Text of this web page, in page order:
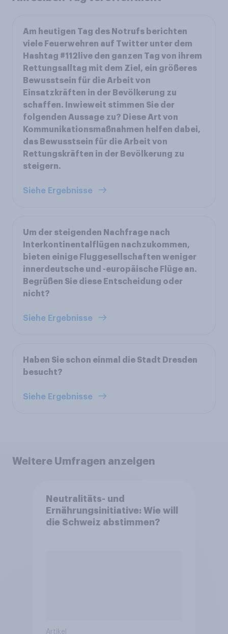
Am heutigen Tag des Notrufs berichten
viele Feuerwehren auf Twitter unter dem
Hashtag #112live den ganzen Tag von ihrem
Rettungsalltag mit dem Ziel, ein größeres
Bewusstsein für die Arbeit von
Einsatzkräften in der Bevölkerung zu
schaffen. Inwieweit stimmen Sie der
folgenden Aussage zu? Diese Art von
Kommunikationsmaßnahmen helfen dabei,
das Bewusstsein für die Arbeit von
Rettungskräften in der Bevölkerung zu
steigern.
Siehe Ergebnisse
Um der steigenden Nachfrage nach
Interkontinentalflügen nachzukommen,
bieten einige Fluggesellschaften weniger
innerdeutsche und -europäische Flüge an.
Begrüßen Sie diese Entscheidung oder
nicht?
Siehe Ergebnisse
Haben Sie schon einmal die Stadt Dresden
besucht?
Siehe Ergebnisse
Weitere Umfragen anzeigen
Neutralitäts- und
Ernährungsinitiative: Wie will
die Schweiz abstimmen?
Artikel